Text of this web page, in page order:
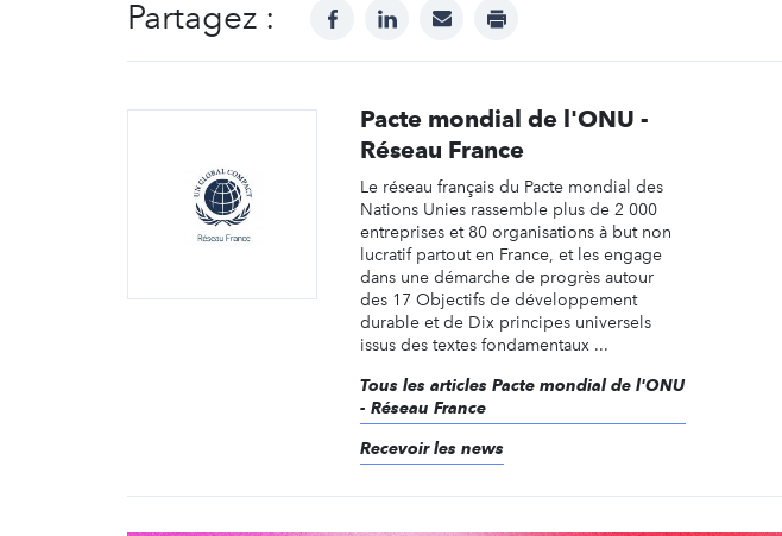
Partagez : facebooklinkedinmail print
Pacte mondial de l'ONU -
Réseau France
Le réseau français du Pacte mondial des
Nations Unies rassemble plus de 2 000
entreprises et 80 organisations à but non
lucratif partout en France, et les engage
dans une démarche de progrès autour
des 17 Objectifs de développement
durable et de Dix principes universels
issus des textes fondamentaux ...
Tous les articles Pacte mondial de l'ONU
- Réseau France
Recevoir les news